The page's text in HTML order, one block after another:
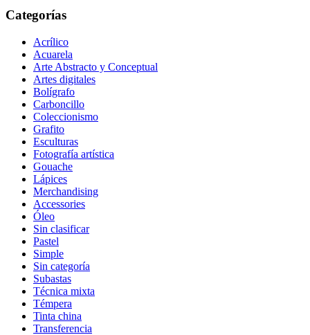
Categorías
Acrílico
Acuarela
Arte Abstracto y Conceptual
Artes digitales
Bolígrafo
Carboncillo
Coleccionismo
Grafito
Esculturas
Fotografía artística
Gouache
Lápices
Merchandising
Accessories
Óleo
Sin clasificar
Pastel
Simple
Sin categoría
Subastas
Técnica mixta
Témpera
Tinta china
Transferencia